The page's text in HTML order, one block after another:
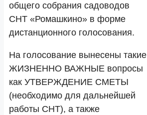
общего собрания садоводов
СНТ «Ромашкино» в форме
дистанционного голосования.
На голосование вынесены такие
ЖИЗНЕННО ВАЖНЫЕ вопросы
как УТВЕРЖДЕНИЕ СМЕТЫ
(необходимо для дальнейшей
работы СНТ), а также